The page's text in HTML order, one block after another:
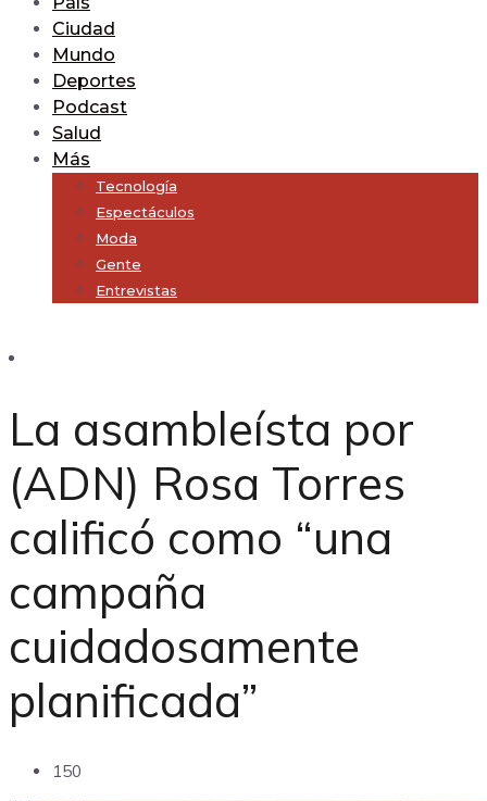
Ciudad
Mundo
Deportes
Podcast
Salud
Más
Tecnología
Espectáculos
Moda
Gente
Entrevistas
La asambleísta por
(ADN) Rosa Torres
calificó como “una
campaña
cuidadosamente
planificada”
150